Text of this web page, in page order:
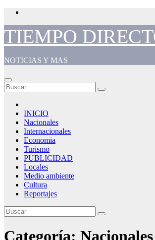
Saltar
contenido
TIEMPO
NOTICIAS Y MAS
INICIO
Nacionales
Internacionales
Economia
Turismo
PUBLICIDAD
Locales
Medio ambiente
Cultura
Reportajes
Categoría: Nacionales